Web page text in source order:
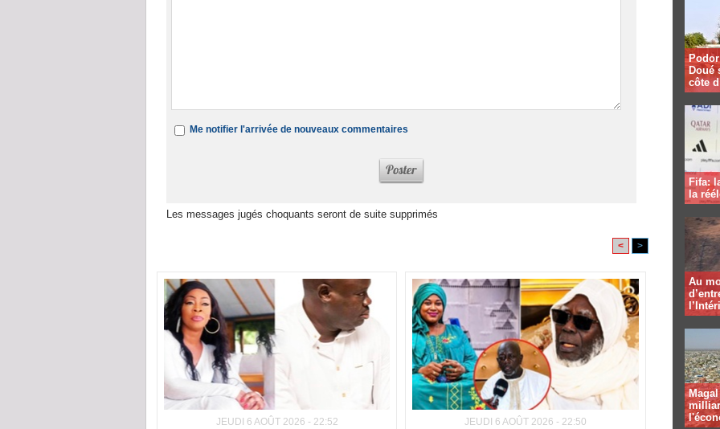
Me notifier l'arrivée de nouveaux commentaires
Les messages jugés choquants seront de suite supprimés
< >
JEUDI 6 AOÛT 2026 - 22:52
JEUDI 6 AOÛT 2026 - 22:50
Doué
côte
Fifa:
la
Au